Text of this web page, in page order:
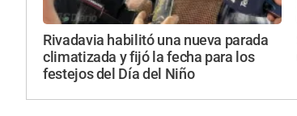
Rivadavia habilitó una nueva parada
climatizada y fijó la fecha para los
festejos del Día del Niño